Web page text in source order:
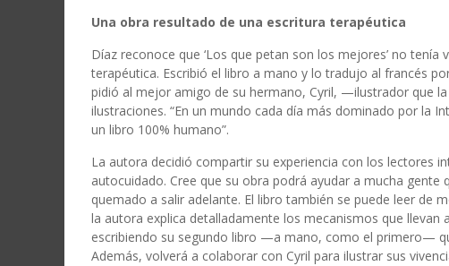
Una obra resultado de una escritura terapéutica
Díaz reconoce que ‘Los que petan son los mejores’ no
terapéutica. Escribió el libro a mano y lo tradujo al francés
pidió al mejor amigo de su hermano, Cyril, —ilustrador que
ilustraciones. “En un mundo cada día más dominado por la
un libro 100% humano”.
La autora decidió compartir su experiencia con los lectores
autocuidado. Cree que su obra podrá ayudar a mucha
quemado a salir adelante. El libro también se puede leer de
la autora explica detalladamente los mecanismos que
escribiendo su segundo libro —a mano, como el primero—
Además, volverá a colaborar con Cyril para ilustrar sus